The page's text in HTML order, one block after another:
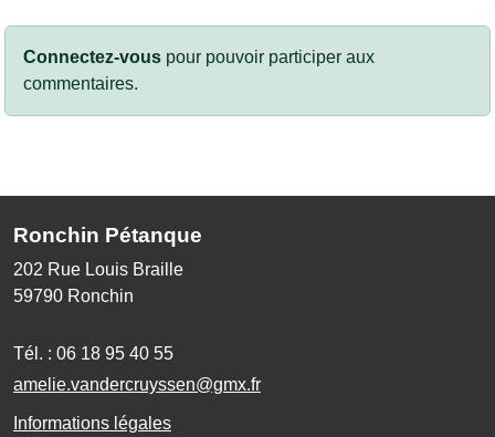
Connectez-vous pour pouvoir participer aux
commentaires.
Ronchin Pétanque
202 Rue Louis Braille
59790 Ronchin
Tél. : 06 18 95 40 55
amelie.vandercruyssen@gmx.fr
Informations légales